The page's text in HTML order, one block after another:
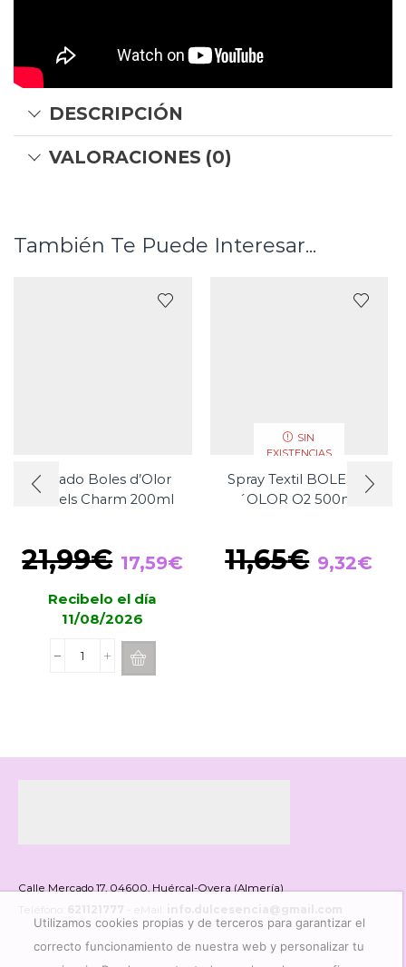
DESCRIPCIÓN
VALORACIONES (0)
También Te Puede Interesar...
Mikado Boles d’Olor
Angels Charm 200ml
21,99€ El
precio
original
21,99€.
17,59€
Recibelo el día
11/08/2026
Mikado
SIN
EXISTENCIAS
Spray Textil BOLES D
´OLOR O2 500ml
11,65€ El
precio
9,32€
Calle Mercado 17, 04600, Huércal-Overa (Almería)
Teléfono: 621121777 info.dulcesencia@gmail.com
Utilizamos cookies propias y de terceros para garantizar el
correcto funcionamiento de nuestra web y personalizar tu